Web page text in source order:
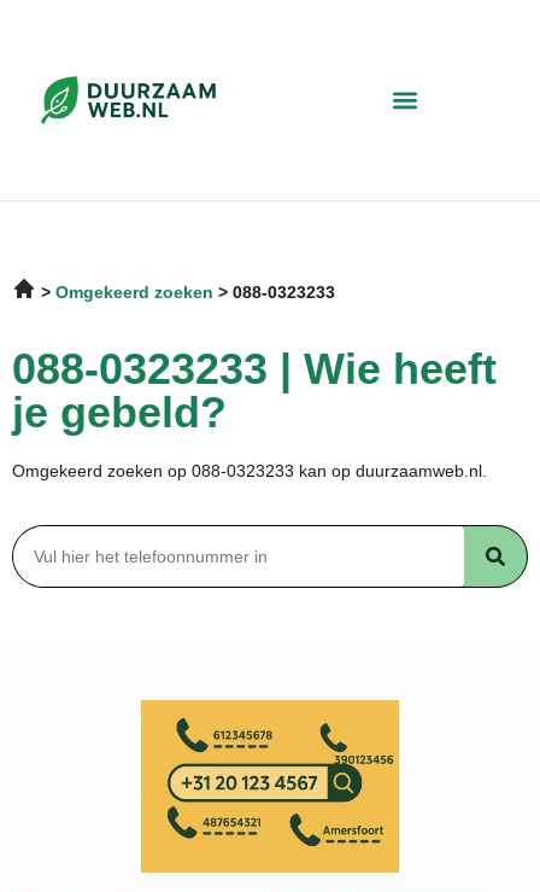
Omgekeerd zoeken 088-0323233
088-0323233 | Wie heeft
je gebeld?
Omgekeerd zoeken op 088-0323233 kan op duurzaamweb.nl.